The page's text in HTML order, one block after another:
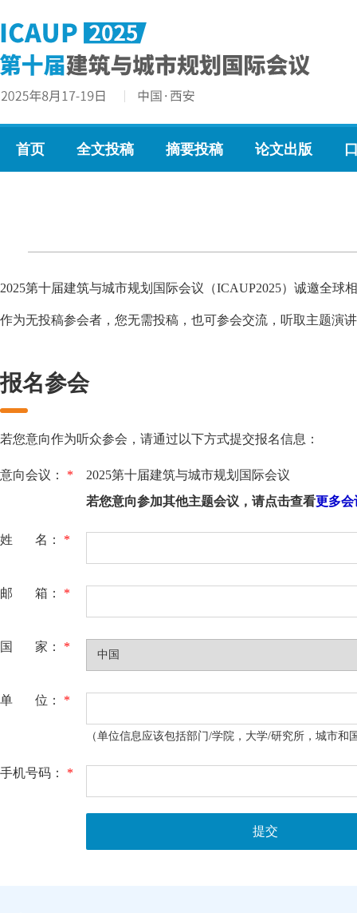
首页 全文投稿 摘要投稿 论文出版
2025第十届建筑与城市规划国际会议（ICAUP2025）诚邀全球
作为无投稿参会者，您无需投稿，也可参会交流，听取主题演
报名参会
若您意向作为听众参会，请通过以下方式提交报名信息：
意向会议： *
2025第十届建筑与城市规划国际会议
若您意向参加其他主题会议，请点击查看更多会
姓 名： *
邮 箱： *
国 家： *
单 位： *
（单位信息应该包括部门/学院，大学/研究所，城市和
手机号码： *
提交